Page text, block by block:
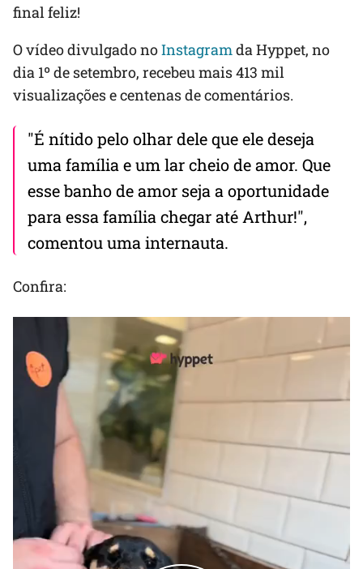
final feliz!
O vídeo divulgado noInstagramda Hyppet, no
dia 1º de setembro, recebeu mais 413 mil
visualizações e centenas de comentários.
"É nítido pelo olhar dele que ele deseja
uma família e um lar cheio de amor. Que
esse banho de amor seja a oportunidade
para essa família chegar até Arthur!",
comentou uma internauta.
Confira: